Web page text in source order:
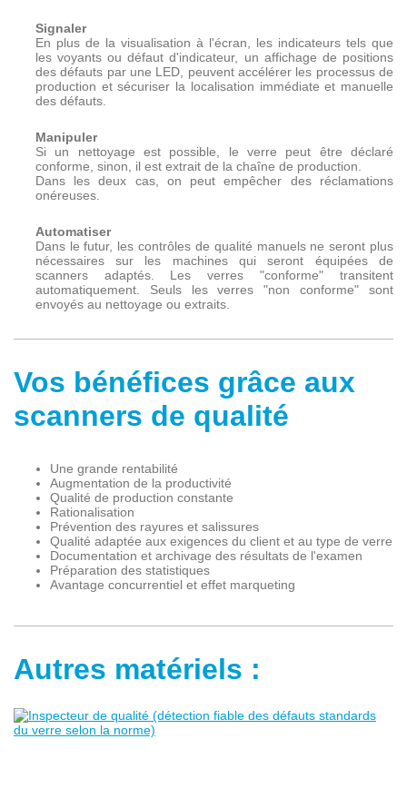
Signaler
En plus de la visualisation à l'écran, les indicateurs tels que
les voyants ou défaut d'indicateur, un affichage de positions
des défauts par une LED, peuvent accélérer les processus de
production et sécuriser la localisation immédiate et manuelle
des défauts.
Manipuler
Si un nettoyage est possible, le verre peut être déclaré
conforme, sinon, il est extrait de la chaîne de production.
Dans les deux cas, on peut empêcher des réclamations
onéreuses.
Automatiser
Dans le futur, les contrôles de qualité manuels ne seront plus
nécessaires sur les machines qui seront équipées de
scanners adaptés. Les verres "conforme" transitent
automatiquement. Seuls les verres "non conforme" sont
envoyés au nettoyage ou extraits.
Vos bénéfices grâce aux
scanners de qualité
Une grande rentabilité
Augmentation de la productivité
Qualité de production constante
Rationalisation
Prévention des rayures et salissures
Qualité adaptée aux exigences du client et au type de verre
Documentation et archivage des résultats de l'examen
Préparation des statistiques
Avantage concurrentiel et effet marqueting
Autres matériels :